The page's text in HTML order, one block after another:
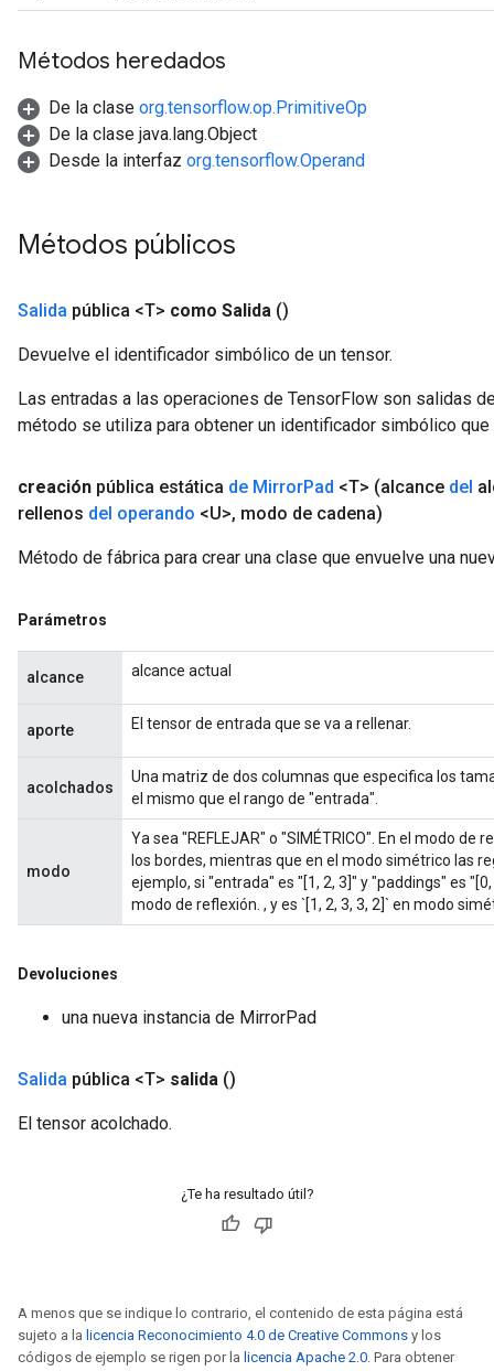
Métodos heredados
De la clase org.tensorflow.op.PrimitiveOp
De la clase java.lang.Object
Desde la interfaz org.tensorflow.Operand
Métodos públicos
Salida pública <T> como Salida ()
Devuelve el identificador simbólico de un tensor.
Las entradas a las operaciones de TensorFlow son salidas
método se utiliza para obtener un identificador simbólico
creación pública estática de MirrorPad <T> (alcance del
rellenos del operando <U>, modo de cadena)
Método de fábrica para crear una clase que envuelve una
Parámetros
alcance alcance actual
aporte El tensor de entrada que se va a rellenar.
acolchados
Una matriz de dos columnas que especifica los
el mismo que el rango de "entrada".
modo
Ya sea "REFLEJAR" o "SIMÉTRICO". En el modo
los bordes, mientras que en el modo simétrico las
ejemplo, si "entrada" es "[1, 2, 3]" y "paddings" es
modo de reflexión. , y es `[1, 2, 3, 3, 2]` en modo
Devoluciones
una nueva instancia de MirrorPad
Salida pública <T> salida ()
El tensor acolchado.
¿Te ha resultado útil?
A menos que se indique lo contrario, el contenido de esta página está
sujeto a la licencia Reconocimiento 4.0 de Creative Commons y los
códigos de ejemplo se rigen por la licencia Apache 2.0. Para obtener